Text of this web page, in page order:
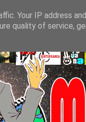
Your IP address
quality of service,